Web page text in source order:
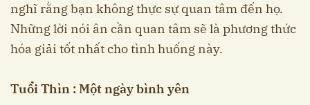
nghĩ rằng bạn không thực sự quan tâm đến họ.
Những lời nói ân cần quan tâm sẽ là phương thức
hóa giải tốt nhất cho tình huống này.
Tuổi Thìn : Một ngày bình yên